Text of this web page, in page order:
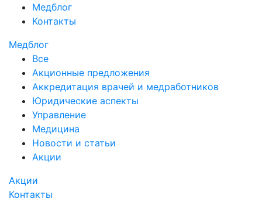
Медблог
Контакты
Медблог
Все
Акционные предложения
Аккредитация врачей и медработников
Юридические аспекты
Управление
Медицина
Новости и статьи
Акции
Акции
Контакты